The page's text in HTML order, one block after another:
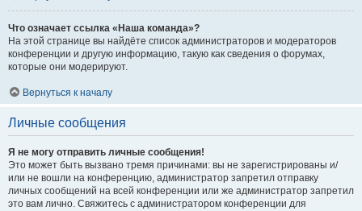
Что означает ссылка «Наша команда»?
На этой странице вы найдёте список администраторов и модераторов
конференции и другую информацию, такую как сведения о форумах,
которые они модерируют.
Вернуться к началу
Личные сообщения
Я не могу отправить личные сообщения!
Это может быть вызвано тремя причинами: вы не зарегистрированы и/
или не вошли на конференцию, администратор запретил отправку
личных сообщений на всей конференции или же администратор запретил
это вам лично. Свяжитесь с администратором конференции для